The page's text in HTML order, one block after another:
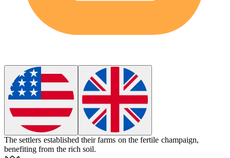
The settlers established their farms on the fertile champaign,
benefiting from the rich soil.